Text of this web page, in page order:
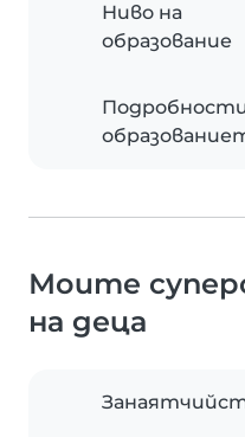
Ниво на
образование
Моите
на деца